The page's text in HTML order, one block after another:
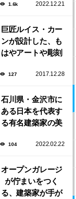
タバから磯崎新に
1.6k 2022.12.21
巨匠ルイス・カー
ンが設計した、も
はやアートや彫刻
研究所」。
127 2017.12.28
石川県・金沢市に
ある日本を代表す
る有名建築家の美
104 2022.02.22
オープンガレージ
が佇まいをつく
る、建築家が手が